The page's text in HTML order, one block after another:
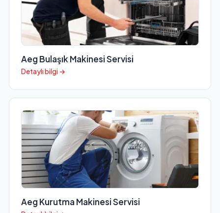
Aeg Bulaşık Makinesi Servisi
Detaylı bilgi →
Aeg Kurutma Makinesi Servisi